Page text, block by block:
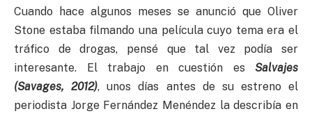
Cuando hace algunos meses se anunció que Oliver
Stone estaba filmando una película cuyo tema era el
tráfico de drogas, pensé que tal vez podía ser
interesante. El trabajo en cuestión es Salvajes
(Savages, 2012), unos días antes de su estreno el
periodista Jorge Fernández Menéndez la describía en